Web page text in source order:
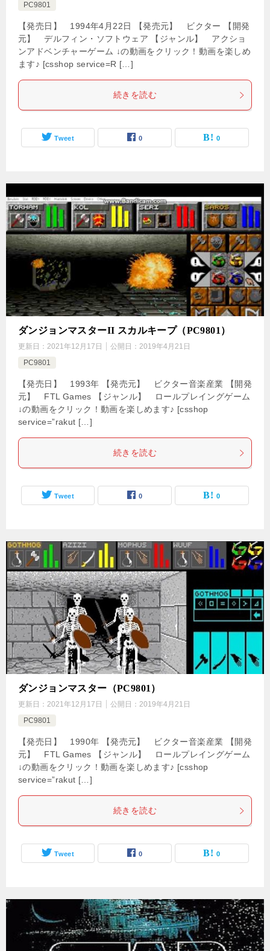
PC9801
【発売日】 1994年4月22日 【発売元】 ビクター 【開発
元】 デルフィン・ソフトウェア 【ジャンル】 アクショ
ンアドベンチャーゲーム ↓の動画をクリック！動画を楽しめ
ます♪ [csshop service=R […]
続きを読む
Tweet 0 0
ダンジョンマスターII スカルキープ（PC9801）
更新日： 2021年12月17日 公開日： 2019年4月21日
PC9801
【発売日】 1993年 【発売元】 ビクター音楽産業 【開発
元】 FTL Games 【ジャンル】 ロールプレイングゲーム
↓の動画をクリック！動画を楽しめます♪ [csshop
service=”rakut […]
続きを読む
Tweet 0 0
ダンジョンマスター（PC9801）
更新日： 2021年12月17日 公開日： 2019年4月21日
PC9801
【発売日】 1990年 【発売元】 ビクター音楽産業 【開発
元】 FTL Games 【ジャンル】 ロールプレイングゲーム
↓の動画をクリック！動画を楽しめます♪ [csshop
service=”rakut […]
続きを読む
Tweet 0 0